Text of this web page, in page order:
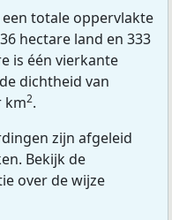
totale oppervlakte
hectare land en 333
is één vierkante
dichtheid van
km2.
zijn afgeleid
Bekijk de
over de wijze